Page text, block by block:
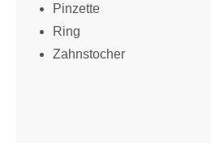
Pinzette
Ring
Zahnstocher